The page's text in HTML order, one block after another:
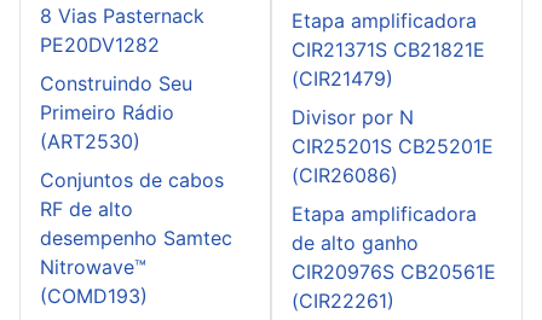
8 Vias Pasternack
PE20DV1282
Construindo Seu
Primeiro Rádio
(ART2530)
Conjuntos de cabos
RF de alto
desempenho Samtec
Nitrowave™
(COMD193)
Etapa amplificadora
CIR21371S CB21821E
(CIR21479)
Divisor por N
CIR25201S CB25201E
(CIR26086)
Etapa amplificadora
de alto ganho
CIR20976S CB20561E
(CIR22261)